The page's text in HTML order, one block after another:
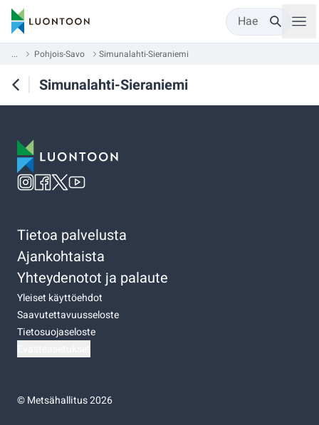
Hae
... Pohjois-Savo Simunalahti-Sieraniemi
Simunalahti-Sieraniemi
Tietoa palvelusta
Ajankohtaista
Yhteydenotot ja palaute
Yleiset käyttöehdot
Saavutettavuusseloste
Tietosuojaseloste
©Metsähallitus 2026